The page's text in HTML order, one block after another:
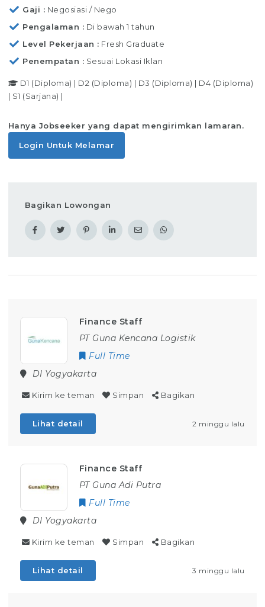
Gaji
Negosiasi / Nego
Pengalaman
Di bawah 1 tahun
Level Pekerjaan
Fresh Graduate
Penempatan
Sesuai Lokasi Iklan
D1 (Diploma) | D2 (Diploma) | D3 (Diploma) | D4 (Diploma)
| S1 (Sarjana) |
Hanya Jobseeker yang dapat mengirimkan lamaran.
Login Untuk Melamar
Bagikan Lowongan
Finance Staff
PT Guna Kencana Logistik
Full Time
DI Yogyakarta
Kirim ke teman Simpan Bagikan
Lihat detail 2 minggu lalu
Finance Staff
PT Guna Adi Putra
Full Time
DI Yogyakarta
Kirim ke teman Simpan Bagikan
Lihat detail 3 minggu lalu